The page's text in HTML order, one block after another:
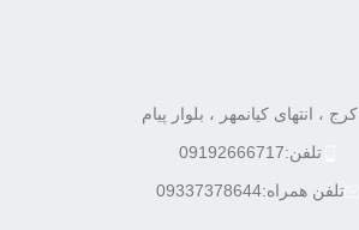
کرج ، انتهای کیانمهر ، بلوار پیام
تلفن:09192666717
تلفن همراه:09337378644